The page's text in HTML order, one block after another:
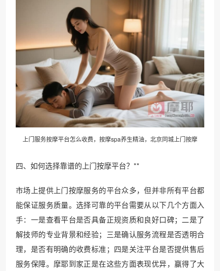
上门服务按摩平台怎么收费，按摩spa养生精油，北京同城上门按摩
四、如何选择靠谱的上门按摩平台？**
市场上提供上门按摩服务的平台众多，但并非所有平台都
能保证服务质量。选择可靠的平台需要从以下几个方面入
手：一是查看平台是否具备正规资质和良好口碑；二是了
解技师的专业背景和经验；三是确认服务流程是否透明合
理，是否有明确的收费标准；四是关注平台是否提供售后
服务保障。摩耶到家正是在这些方面表现优异，赢得了大